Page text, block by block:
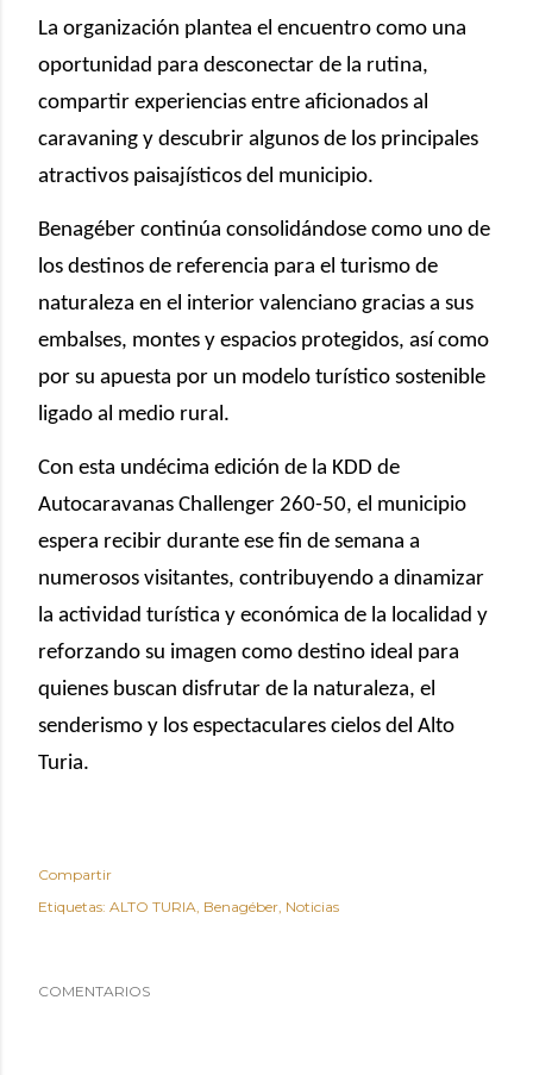
La organización plantea el encuentro como una
oportunidad para desconectar de la rutina,
compartir experiencias entre aficionados al
caravaning y descubrir algunos de los principales
atractivos paisajísticos del municipio.
Benagéber continúa consolidándose como uno de
los destinos de referencia para el turismo de
naturaleza en el interior valenciano gracias a sus
embalses, montes y espacios protegidos, así como
por su apuesta por un modelo turístico sostenible
ligado al medio rural.
Con esta undécima edición de la KDD de
Autocaravanas Challenger 260-50, el municipio
espera recibir durante ese fin de semana a
numerosos visitantes, contribuyendo a dinamizar
la actividad turística y económica de la localidad y
reforzando su imagen como destino ideal para
quienes buscan disfrutar de la naturaleza, el
senderismo y los espectaculares cielos del Alto
Turia.
Compartir
Etiquetas: ALTO TURIA Benagéber Noticias
COMENTARIOS